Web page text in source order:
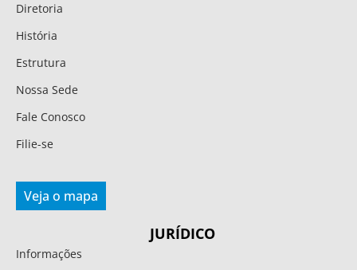
Diretoria
História
Estrutura
Nossa Sede
Fale Conosco
Filie-se
Veja o mapa
JURÍDICO
Informações